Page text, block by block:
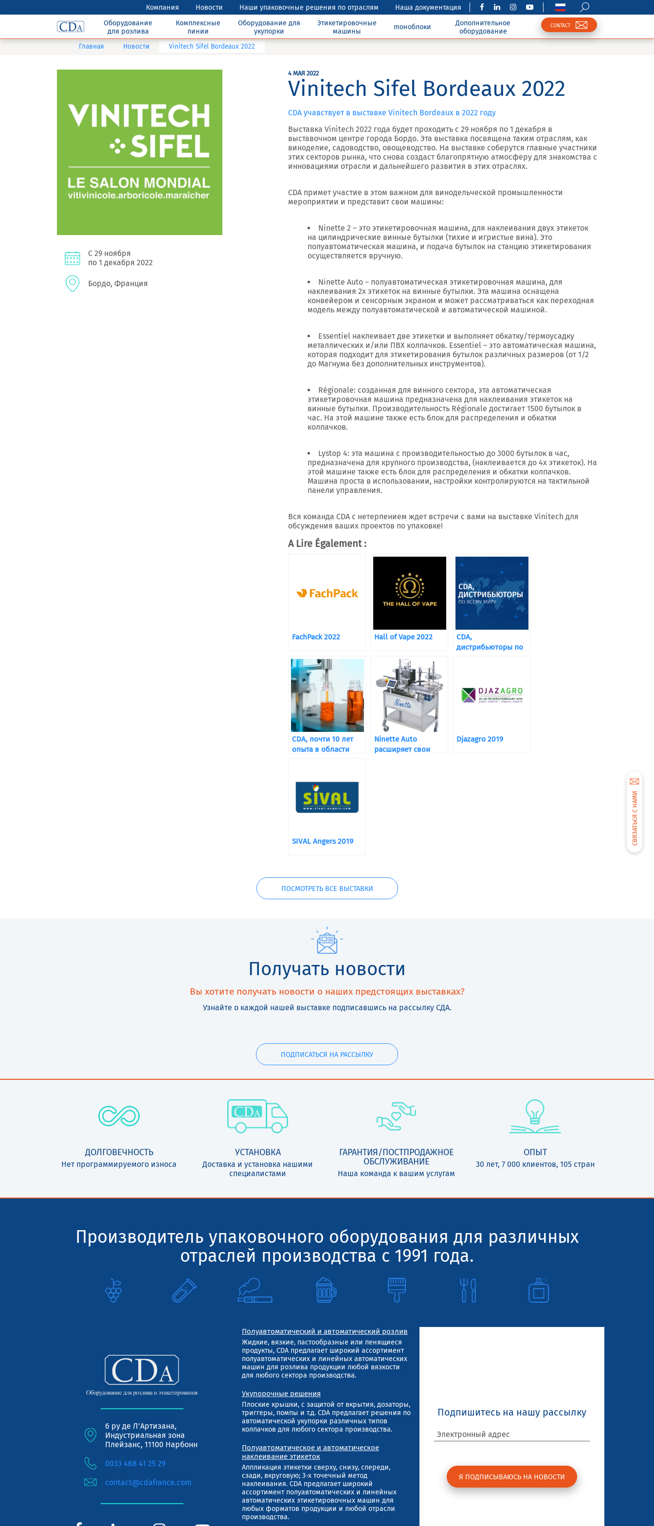
Компания Новости Наши упаковочные решения по отраслям
Наша документация
Оборудование
для розлива
Комплексные
линии
Оборудование для
укупорки
Этикетировочные
машины
mоноблоки
Дополнительное
оборудование
CONTACT
СВЯЗАТЬСЯ С НАМИ
Главная Новости Vinitech Sifel Bordeaux 2022
С 29 ноября
по 1 декабря 2022
Бордо, Франция
4 МАЯ 2022
Vinitech Sifel Bordeaux 2022
CDA учавствует в выставке Vinitech Bordeaux в 2022 году
Выставка Vinitech 2022 года будет проходить с 29 ноября по 1 декабря в
выставочном центре города Бордо. Эта выставка посвящена таким отраслям, как
виноделие, садоводство, овощеводство. На выставке соберутся главные участники
этих секторов рынка, что снова создаст благопрятную атмосферу для знакомства с
инновациями отрасли и дальнейшего развития в этих отраслях.
CDA примет участие в этом важном для винодельческой промышленности
мероприятии и представит свои машины:
Ninette 2 – это этикетировочная машина, для наклеивания двух этикеток
на цилиндрические винные бутылки (тихие и игристые вина). Это
полуавтоматическая машина, и подача бутылок на станцию этикетирования
осуществляется вручную.
Ninette Auto – полуавтоматическая этикетировочная машина, для
наклеивания 2х этикеток на винные бутылки. Эта машина оснащена
конвейером и сенсорным экраном и может рассматриваться как переходная
модель между полуавтоматической и автоматической машиной.
Essentiel наклеивает две этикетки и выполняет обкатку/термоусадку
металлических и/или ПВХ колпачков. Essentiel – это автоматическая машина,
которая подходит для этикетирования бутылок различных размеров (от 1/2
до Магнума без дополнительных инструментов).
Régionale: созданная для винного сектора, эта автоматическая
этикетировочная машина предназначена для наклеивания этикеток на
винные бутылки. Производительность Régionale достигает 1500 бутылок в
час. На этой машине также есть блок для распределения и обкатки
колпачков.
Lystop 4: эта машина с производительностью до 3000 бутылок в час,
предназначена для крупного производства, (наклеивается до 4х этикеток). На
этой машине также есть блок для распределения и обкатки колпачков.
Машина проста в использовании, настройки контролируются на тактильной
панели управления.
Вся команда CDA с нетерпением ждет встречи с вами на выставке Vinitech для
обсуждения ваших проектов по упаковке!
A Lire Également :
FachPack 2022 Hall of Vape 2022
CDA,
дистрибьюторы по
CDA, почти 10 лет
опыта в области
Ninette Auto
расширяет свои
Djazagro 2019
SIVAL Angers 2019
ПОСМОТРЕТЬ ВСЕ ВЫСТАВКИ
Получать новости
Вы хотите получать новости о наших предстоящих выставках?
Узнайте о каждой нашей выставке подписавшись на рассылку СДА.
ПОДПИСАТЬСЯ НА РАССЫЛКУ
ДОЛГОВЕЧНОСТЬ
Нет программируемого износа
УСТАНОВКА
Доставка и установка нашими
специалистами
ГАРАНТИЯ/ПОСТПРОДАЖНОЕ
ОБСЛУЖИВАНИЕ
Наша команда к вашим услугам
ОПЫТ
30 лет, 7 000 клиентов, 105 стран
Производитель упаковочного оборудования для различных
отраслей производства с 1991 года.
6 ру де Л'Артизана,
Индустриальная зона
Плейзанс, 11100 Нарбонн
0033 468 41 25 29
contact@cdafrance.com
Полуавтоматический и автоматический розлив
Жидкие, вязкие, пастообразные или пенящиеся
продукты, CDA предлагает широкий ассортимент
полуавтоматических и линейных автоматических
машин для розлива продукции любой вязкости
для любого сектора производства.
Укупорочные решения
Плоские крышки, с защитой от вкрытия, дозаторы,
триггеры, помпы и т.д. CDA предлагает решения по
автоматической укупорки различных типов
колпачков для любого сектора производства.
Полуавтоматическое и автоматическое
наклеивание этикеток
Аппликация этикетки сверху, снизу, спереди,
сзади, вкруговую; 3-х точечный метод
наклеивания. CDA предлагает широкий
ассортимент полуавтоматических и линейных
автоматических этикетировочных машин для
любых форматов продукции и любой отрасли
производства.
Подпишитесь на нашу рассылку
Электронный адрес